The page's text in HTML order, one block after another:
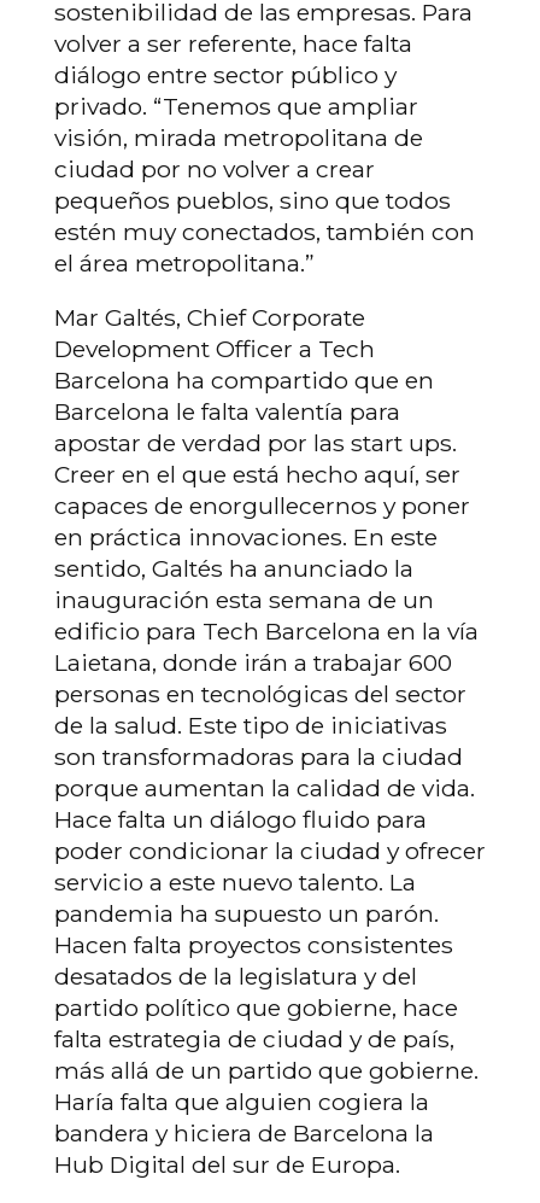
sostenibilidad de las empresas. Para
volver a ser referente, hace falta
diálogo entre sector público y
privado. “Tenemos que ampliar
visión, mirada metropolitana de
ciudad por no volver a crear
pequeños pueblos, sino que todos
estén muy conectados, también con
el área metropolitana.”
Mar Galtés, Chief Corporate
Development Officer a Tech
Barcelona ha compartido que en
Barcelona le falta valentía para
apostar de verdad por las start ups.
Creer en el que está hecho aquí, ser
capaces de enorgullecernos y poner
en práctica innovaciones. En este
sentido, Galtés ha anunciado la
inauguración esta semana de un
edificio para Tech Barcelona en la vía
Laietana, donde irán a trabajar 600
personas en tecnológicas del sector
de la salud. Este tipo de iniciativas
son transformadoras para la ciudad
porque aumentan la calidad de vida.
Hace falta un diálogo fluido para
poder condicionar la ciudad y ofrecer
servicio a este nuevo talento. La
pandemia ha supuesto un parón.
Hacen falta proyectos consistentes
desatados de la legislatura y del
partido político que gobierne, hace
falta estrategia de ciudad y de país,
más allá de un partido que gobierne.
Haría falta que alguien cogiera la
bandera y hiciera de Barcelona la
Hub Digital del sur de Europa.